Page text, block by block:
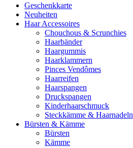
Geschenkkarte
Neuheiten
Haar Accessoires
Chouchous & Scrunchies
Haarbänder
Haargummis
Haarklammern
Pinces Vendômes
Haarreifen
Haarspangen
Druckspangen
Kinderhaarschmuck
Steckkämme & Haarnadeln
Bürsten & Kämme
Bürsten
Kämme